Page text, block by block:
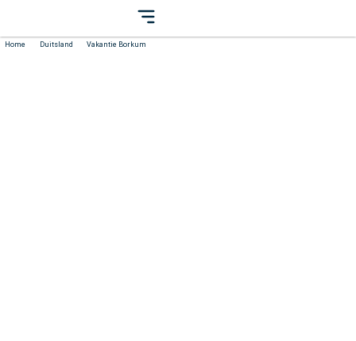
Home Duitsland Vakantie Borkum